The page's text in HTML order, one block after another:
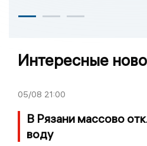
Интересные
05/08 21:00
В Рязани массово
воду